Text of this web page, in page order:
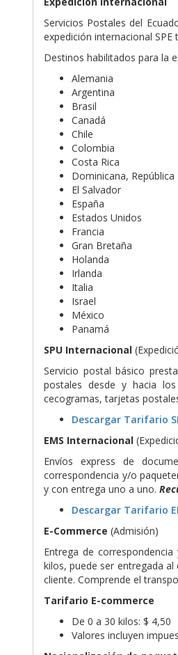
Servicios Postales del
expedición internacional SPE
Destinos habilitados para la
Alemania
Argentina
Brasil
Canadá
Chile
Colombia
Costa Rica
Dominicana, República
El Salvador
España
Estados Unidos
Francia
Gran Bretaña
Holanda
Irlanda
Italia
Israel
México
Panamá
SPU Internacional
Servicio postal básico
postales desde y hacia
cecogramas, tarjetas
Descargar Tarifario
EMS Internacional
Envíos express de
correspondencia y/o
y con entrega uno a uno.
Descargar Tarifario
E-Commerce (Admisión)
Entrega de
kilos, puede ser entregada
cliente. Comprende el
Tarifario E-commerce
De 0 a 30 kilos: $ 4,50
Valores incluyen